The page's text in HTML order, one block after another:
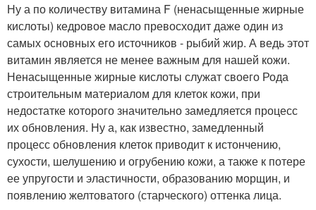
Ну а по количеству витамина F (ненасыщенные жирные
кислоты) кедровое масло превосходит даже один из
самых основных его источников - рыбий жир. А ведь этот
витамин является не менее важным для нашей кожи.
Ненасыщенные жирные кислоты служат своего Рода
строительным материалом для клеток кожи, при
недостатке которого значительно замедляется процесс
их обновления. Ну а, как известно, замедленный
процесс обновления клеток приводит к истончению,
сухости, шелушению и огрубению кожи, а также к потере
ее упругости и эластичности, образованию морщин, и
появлению желтоватого (старческого) оттенка лица.